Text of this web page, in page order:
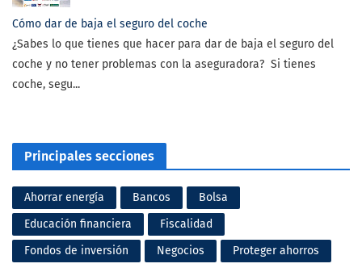
Cómo dar de baja el seguro del coche
¿Sabes lo que tienes que hacer para dar de baja el seguro del
coche y no tener problemas con la aseguradora? Si tienes
coche, segu...
Principales secciones
Ahorrar energía Bancos
Bolsa
Educación financiera
Fiscalidad
Fondos de inversión
Negocios Proteger ahorros